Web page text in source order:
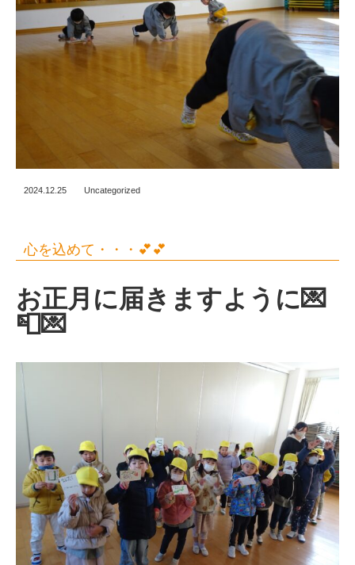
2024.12.25 Uncategorized
心を込めて・・・💕💕
お正月に届きますように💌
📮💌